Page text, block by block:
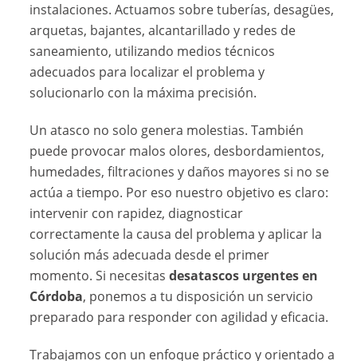
instalaciones. Actuamos sobre tuberías, desagües,
arquetas, bajantes, alcantarillado y redes de
saneamiento, utilizando medios técnicos
adecuados para localizar el problema y
solucionarlo con la máxima precisión.
Un atasco no solo genera molestias. También
puede provocar malos olores, desbordamientos,
humedades, filtraciones y daños mayores si no se
actúa a tiempo. Por eso nuestro objetivo es claro:
intervenir con rapidez, diagnosticar
correctamente la causa del problema y aplicar la
solución más adecuada desde el primer
momento. Si necesitasdesatascos urgentes en
Córdoba, ponemos a tu disposición un servicio
preparado para responder con agilidad y eficacia.
Trabajamos con un enfoque práctico y orientado a